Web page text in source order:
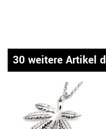
30 weitere Artikel